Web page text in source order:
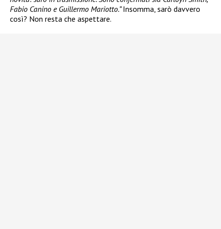
Fabio Canino e Guillermo Mariotto.”Insomma, sarò davvero
così? Non resta che aspettare.